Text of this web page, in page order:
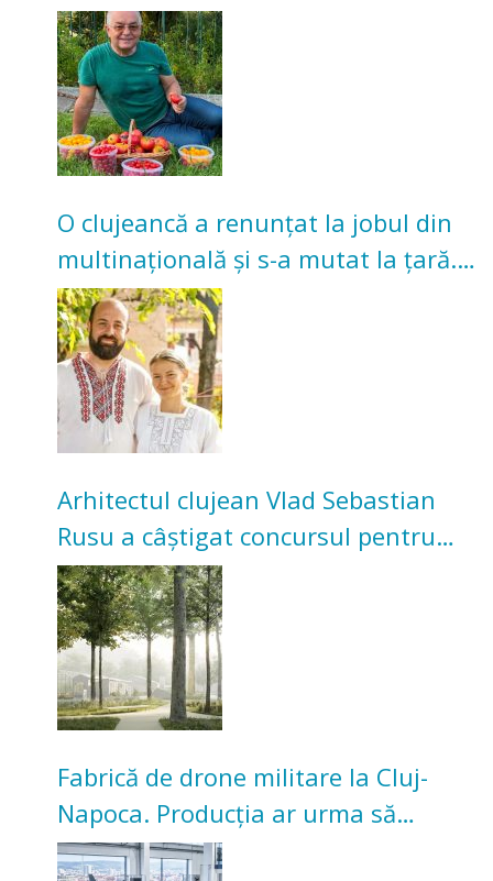
nu poate oferi această satisfacție”
O clujeancă a renunțat la jobul din
multinațională și s-a mutat la țară.
Acum cultivă legume în grădina
bunicilor
Arhitectul clujean Vlad Sebastian
Rusu a câștigat concursul pentru
transformarea Grădinii Casei
Universitarilor
Fabrică de drone militare la Cluj-
Napoca. Producția ar urma să
înceapă în toamna acestui an